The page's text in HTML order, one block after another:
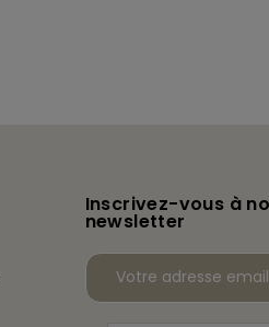
Inscrivez-vous à
newsletter